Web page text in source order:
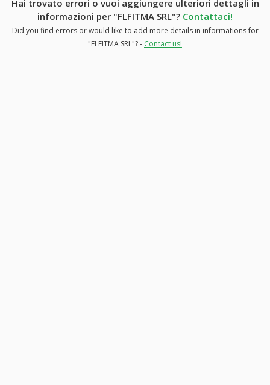
Hai trovato errori o vuoi aggiungere ulteriori dettagli in
informazioni per "FLFITMA SRL"? Contattaci!
Did you find errors or would like to add more details in informations for
"FLFITMA SRL"? - Contact us!